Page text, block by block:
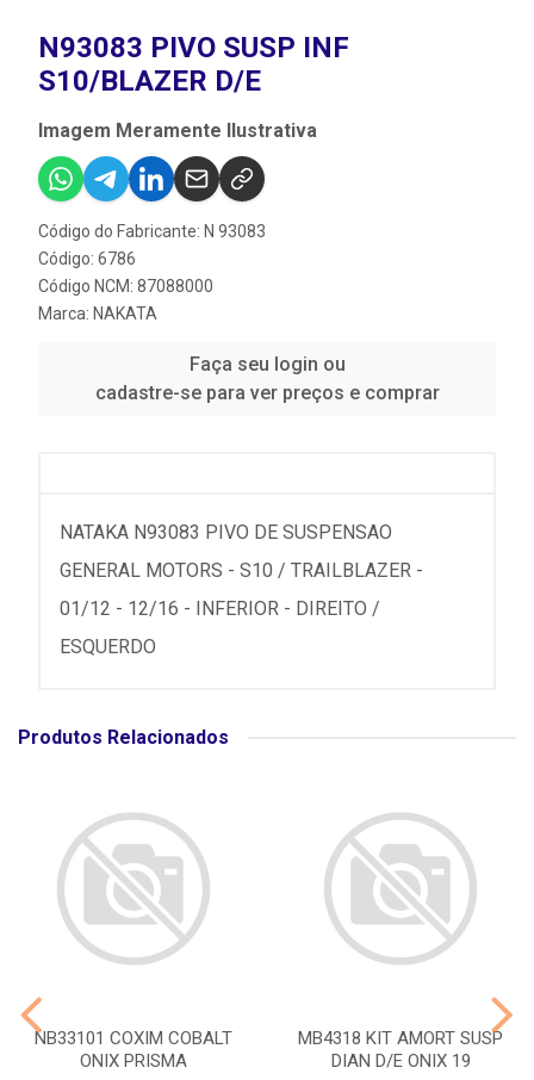
N93083 PIVO SUSP INF
S10/BLAZER D/E
Imagem Meramente Ilustrativa
Código do Fabricante: N 93083
Código: 6786
Código NCM: 87088000
Marca: NAKATA
Faça seu login ou
cadastre-se para ver preços e comprar
NATAKA N93083 PIVO DE SUSPENSAO
GENERAL MOTORS - S10 / TRAILBLAZER -
01/12 - 12/16 - INFERIOR - DIREITO /
ESQUERDO
Produtos Relacionados
NB33101 COXIM COBALT
ONIX PRISMA
MB4318 KIT AMORT SUSP
DIAN D/E ONIX 19